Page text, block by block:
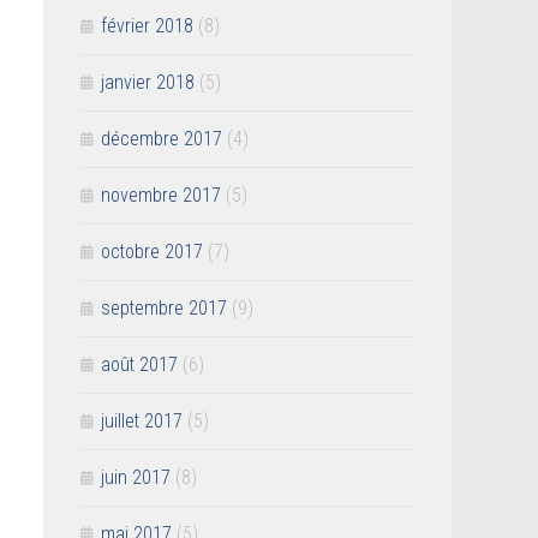
février 2018 (8)
janvier 2018 (5)
décembre 2017 (4)
novembre 2017 (5)
octobre 2017 (7)
septembre 2017 (9)
août 2017 (6)
juillet 2017 (5)
juin 2017 (8)